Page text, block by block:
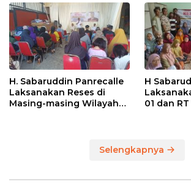
Sepinggan Raya
Balikpapan
H. Sabaruddin Panrecalle
Laksanakan Reses di
Masing-masing Wilayah
H
01 dan
Selengkapnya